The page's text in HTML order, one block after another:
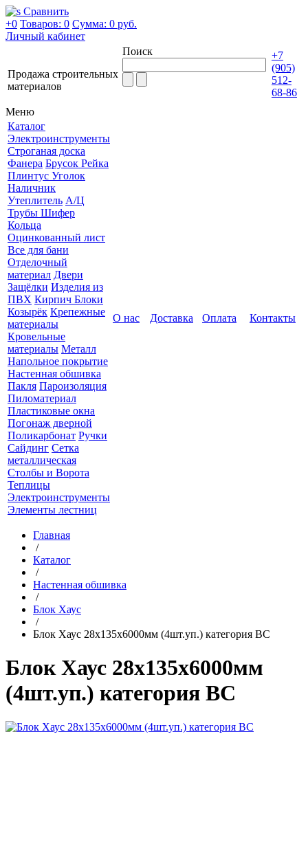
Сравнить
+0 Товаров: 0 Сумма: 0 руб.
Личный кабинет
Продажа строительных
материалов
Поиск
+7
(905)
512-
68-86
Меню
Каталог
Электроинструменты
Строганая доска
Фанера Брусок Рейка
Плинтус Уголок
Наличник
Утеплитель А/Ц
Трубы Шифер
Кольца
Оцинкованный лист
Все для бани
Отделочный
материал Двери
Защёлки Изделия из
ПВХ Кирпич Блоки
Козырёк Крепежные
материалы
Кровельные
материалы Металл
Напольное покрытие
Настенная обшивка
Пакля Пароизоляция
Пиломатериал
Пластиковые окна
Погонаж дверной
Поликарбонат Ручки
Сайдинг Сетка
металлическая
Столбы и Ворота
Теплицы
Электроинструменты
Элементы лестниц
О нас Доставка Оплата Контакты
Главная
/
Каталог
/
Настенная обшивка
/
Блок Хаус
/
Блок Хаус 28х135х6000мм (4шт.уп.) категория ВС
Блок Хаус 28х135х6000мм
(4шт.уп.) категория ВС